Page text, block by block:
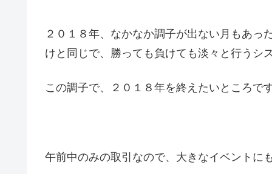
２０１８年、なかなか調子が出ない月もあ
けと同じで、勝っても負けても淡々と行うシ
この調子で、２０１８年を終えたいところで
午前中のみの取引なので、大きなイベントに